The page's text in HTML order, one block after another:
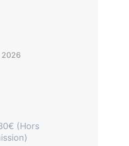
2026
(Hors